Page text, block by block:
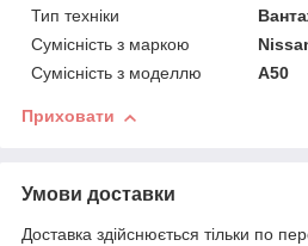
Тип техніки
Сумісність з маркою
Сумісність з моделлю
A50
Приховати
Умови доставки
Доставка здійснюється тільки по